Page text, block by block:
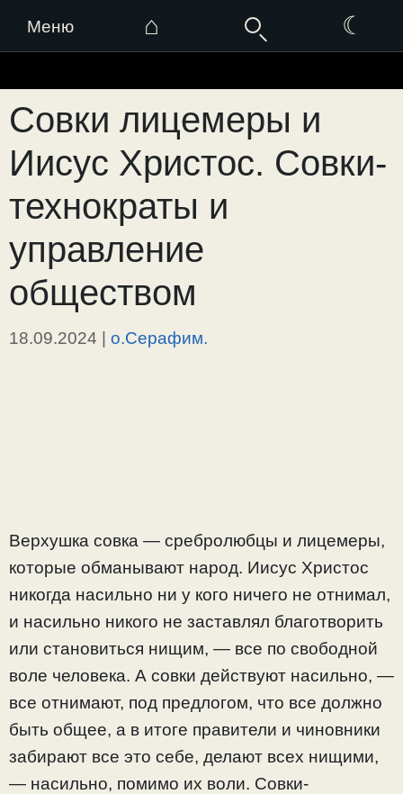
Меню ⌂ ☾
к
содержимому
Совки лицемеры и
Иисус Христос. Совки-
технократы и
управление
обществом
18.09.2024 | о.Серафим.
Верхушка совка — сребролюбцы и лицемеры,
которые обманывают народ. Иисус Христос
никогда насильно ни у кого ничего не отнимал,
и насильно никого не заставлял благотворить
или становиться нищим, — все по свободной
воле человека. А совки действуют насильно, —
все отнимают, под предлогом, что все должно
быть общее, а в итоге правители и чиновники
забирают все это себе, делают всех нищими,
— насильно, помимо их воли. Совки-